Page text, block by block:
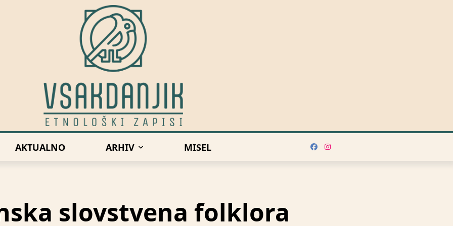
AKTUALNO ARHIV MISEL
slovstvena folklora